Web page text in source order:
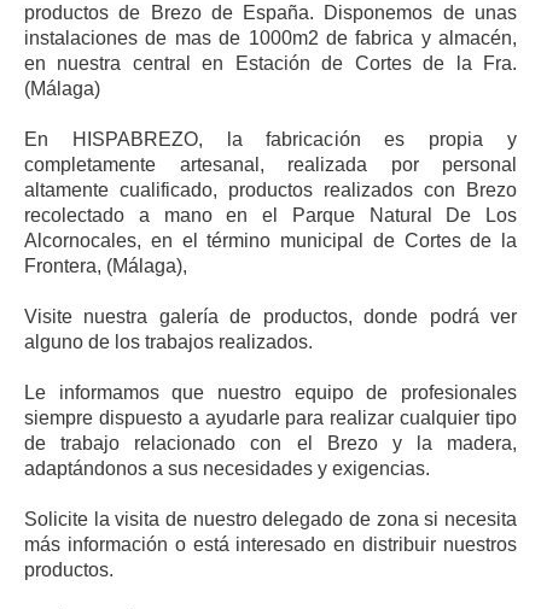
productos de Brezo de España. Disponemos de unas
instalaciones de mas de 1000m2 de fabrica y almacén,
en nuestra central en Estación de Cortes de la Fra.
(Málaga)
En HISPABREZO, la fabricación es propia y
completamente artesanal, realizada por personal
altamente cualificado, productos realizados con Brezo
recolectado a mano en el Parque Natural De Los
Alcornocales, en el término municipal de Cortes de la
Frontera, (Málaga),
Visite nuestra galería de productos, donde podrá ver
alguno de los trabajos realizados.
Le informamos que nuestro equipo de profesionales
siempre dispuesto a ayudarle para realizar cualquier tipo
de trabajo relacionado con el Brezo y la madera,
adaptándonos a sus necesidades y exigencias.
Solicite la visita de nuestro delegado de zona si necesita
más información o está interesado en distribuir nuestros
productos.